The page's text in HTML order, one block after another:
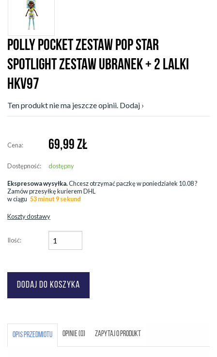
POLLY POCKET ZESTAW POP STAR
SPOTLIGHT ZESTAW UBRANEK + 2 LALKI
HKV97
Ten produkt nie ma jeszcze opinii. Dodaj ›
Cena: 69,99 ZŁ
Dostępność: dostępny
Ekspresowa wysyłka.Chcesz otrzymać paczkę wponiedziałek 10.08?
Zamów przesyłkę kurierem DHL
w ciągu 53 minut 6 sekund
Koszty dostawy
Ilość:
OPIS PRZEDMIOTU OPINIE (0) ZAPYTAJ O PRODUKT